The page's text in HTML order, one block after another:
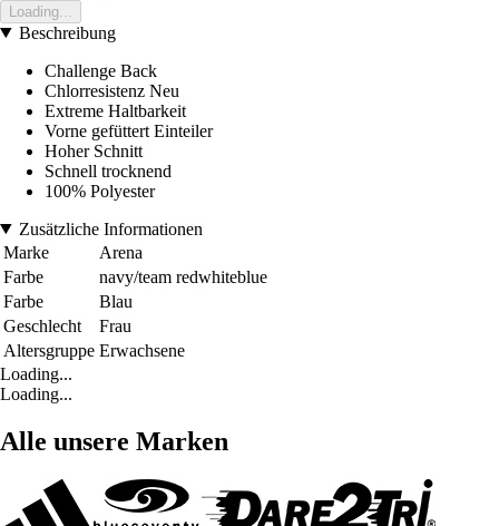
Loading...
Beschreibung
Challenge Back
Chlorresistenz Neu
Extreme Haltbarkeit
Vorne gefüttert Einteiler
Hoher Schnitt
Schnell trocknend
100% Polyester
Zusätzliche Informationen
Marke
Arena
Farbe
navy/team redwhiteblue
Farbe
Blau
Geschlecht
Frau
Altersgruppe Erwachsene
Loading...
Loading...
Alle unsere Marken